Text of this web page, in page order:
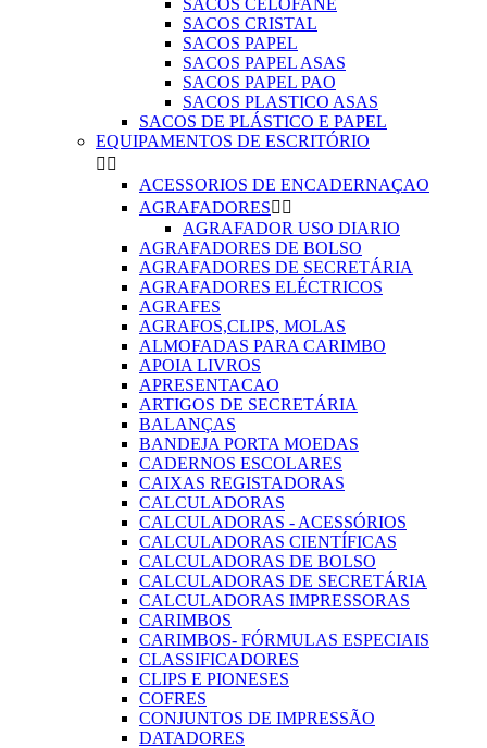
SACOS CRISTAL
SACOS PAPEL
SACOS PAPEL ASAS
SACOS PAPEL PAO
SACOS PLASTICO ASAS
SACOS DE PLÁSTICO E PAPEL
EQUIPAMENTOS DE ESCRITÓRIO
 
ACESSORIOS DE ENCADERNAÇAO
AGRAFADORES 
AGRAFADOR USO DIARIO
AGRAFADORES DE BOLSO
AGRAFADORES DE SECRETÁRIA
AGRAFADORES ELÉCTRICOS
AGRAFES
AGRAFOS,CLIPS, MOLAS
ALMOFADAS PARA CARIMBO
APOIA LIVROS
APRESENTACAO
ARTIGOS DE SECRETÁRIA
BALANÇAS
BANDEJA PORTA MOEDAS
CADERNOS ESCOLARES
CAIXAS REGISTADORAS
CALCULADORAS
CALCULADORAS - ACESSÓRIOS
CALCULADORAS CIENTÍFICAS
CALCULADORAS DE BOLSO
CALCULADORAS DE SECRETÁRIA
CALCULADORAS IMPRESSORAS
CARIMBOS
CARIMBOS- FÓRMULAS ESPECIAIS
CLASSIFICADORES
CLIPS E PIONESES
COFRES
CONJUNTOS DE IMPRESSÃO
DATADORES